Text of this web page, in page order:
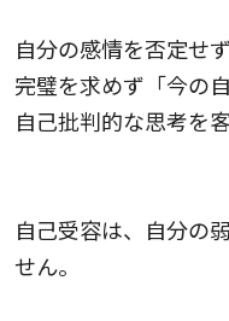
自分の感情を否定せ
完璧を求めず「今の
自己批判的な思考を
自己受容は、自分の
せん。